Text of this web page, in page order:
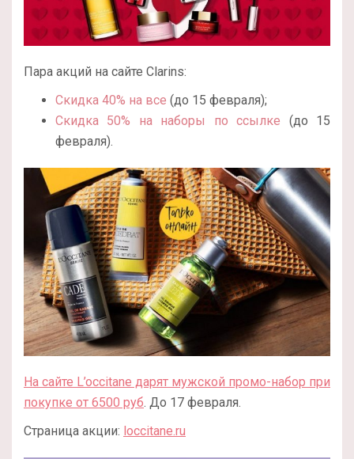
Пара акций на сайте Clarins:
Скидка 40% на все (до 15 февраля);
Скидка 50% на наборы по ссылке (до 15
февраля).
На сайте L’occitane дарят мужской промо-набор при
покупке от 6500 руб. До 17 февраля.
Страница акции: loccitane.ru